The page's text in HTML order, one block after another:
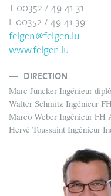
T 00352 / 49 41 31
F 00352 / 49 41 39
felgen@felgen.lu
www.felgen.lu
DIRECTION
Marc Juncker Ingénieur
Walter Schmitz Ingénieur
Marco Weber Ingénieur FH
Hervé Toussaint Ingénieur